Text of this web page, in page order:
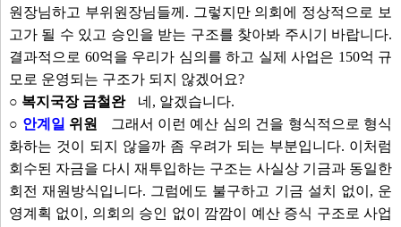
원장님하고 부위원장님들께. 그렇지만 의회에 정상적으로 보
고가 될 수 있고 승인을 받는 구조를 찾아봐 주시기 바랍니다.
결과적으로 60억을 우리가 심의를 하고 실제 사업은 150억 규
모로 운영되는 구조가 되지 않겠어요?
○ 복지국장 금철완
네, 알겠습니다.
○ 안계일 위원
그래서 이런 예산 심의 건을 형식적으로 형식
화하는 것이 되지 않을까 좀 우려가 되는 부분입니다. 이처럼
회수된 자금을 다시 재투입하는 구조는 사실상 기금과 동일한
회전 재원방식입니다. 그럼에도 불구하고 기금 설치 없이, 운
영계획 없이, 의회의 승인 없이 깜깜이 예산 증식 구조로 사업